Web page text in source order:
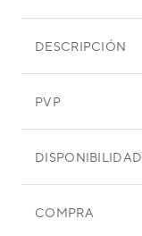
DESCRIPCIÓN
PVP
DISPONIBILIDAD
COMPRA